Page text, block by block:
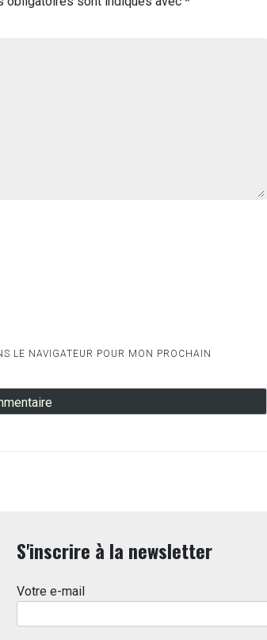
LE NAVIGATEUR POUR MON PROCHAIN
S'inscrire à la newsletter
Votre e-mail